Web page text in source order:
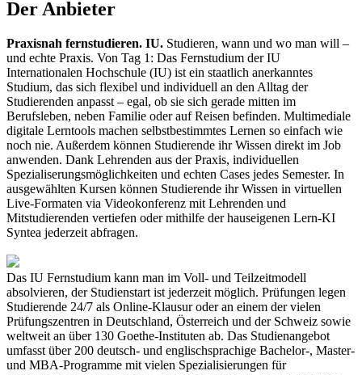
Der Anbieter
Praxisnah fernstudieren. IU. Studieren, wann und wo man will –
und echte Praxis. Von Tag 1: Das Fernstudium der IU
Internationalen Hochschule (IU) ist ein staatlich anerkanntes
Studium, das sich flexibel und individuell an den Alltag der
Studierenden anpasst – egal, ob sie sich gerade mitten im
Berufsleben, neben Familie oder auf Reisen befinden. Multimediale
digitale Lerntools machen selbstbestimmtes Lernen so einfach wie
noch nie. Außerdem können Studierende ihr Wissen direkt im Job
anwenden. Dank Lehrenden aus der Praxis, individuellen
Spezialiserungsmöglichkeiten und echten Cases jedes Semester. In
ausgewählten Kursen können Studierende ihr Wissen in virtuellen
Live-Formaten via Videokonferenz mit Lehrenden und
Mitstudierenden vertiefen oder mithilfe der hauseigenen Lern-KI
Syntea jederzeit abfragen.
Das IU Fernstudium kann man im Voll- und Teilzeitmodell
absolvieren, der Studienstart ist jederzeit möglich. Prüfungen legen
Studierende 24/7 als Online-Klausur oder an einem der vielen
Prüfungszentren in Deutschland, Österreich und der Schweiz sowie
weltweit an über 130 Goethe-Instituten ab. Das Studienangebot
umfasst über 200 deutsch- und englischsprachige Bachelor-, Master-
und MBA-Programme mit vielen Spezialisierungen für